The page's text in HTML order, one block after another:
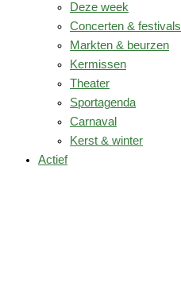
Deze week
Concerten & festivals
Markten & beurzen
Kermissen
Theater
Sportagenda
Carnaval
Kerst & winter
Actief